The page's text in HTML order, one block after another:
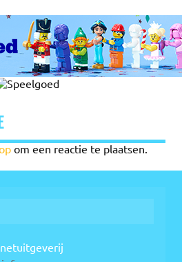
om een reactie te plaatsen.